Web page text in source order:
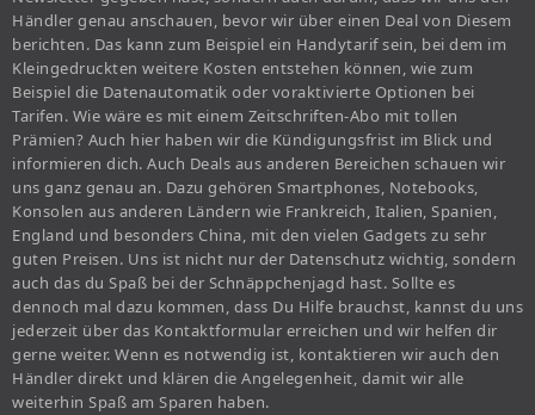
Händler genau anschauen, bevor wir über einen Deal von Diesem
berichten. Das kann zum Beispiel ein Handytarif sein, bei dem im
Kleingedruckten weitere Kosten entstehen können, wie zum
Beispiel die Datenautomatik oder voraktivierte Optionen bei
Tarifen. Wie wäre es mit einem Zeitschriften-Abo mit tollen
Prämien? Auch hier haben wir die Kündigungsfrist im Blick und
informieren dich. Auch Deals aus anderen Bereichen schauen wir
uns ganz genau an. Dazu gehören Smartphones, Notebooks,
Konsolen aus anderen Ländern wie Frankreich, Italien, Spanien,
England und besonders China, mit den vielen Gadgets zu sehr
guten Preisen. Uns ist nicht nur der Datenschutz wichtig, sondern
auch das du Spaß bei der Schnäppchenjagd hast. Sollte es
dennoch mal dazu kommen, dass Du Hilfe brauchst, kannst du uns
jederzeit über das Kontaktformular erreichen und wir helfen dir
gerne weiter. Wenn es notwendig ist, kontaktieren wir auch den
Händler direkt und klären die Angelegenheit, damit wir alle
weiterhin Spaß am Sparen haben.